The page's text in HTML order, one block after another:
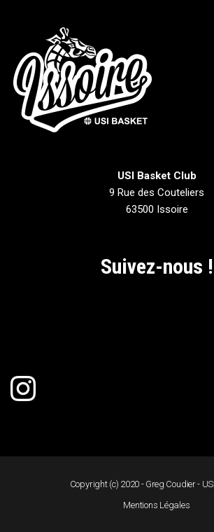
USI Basket Club
9 Rue des Couteliers
63500 Issoire
Suivez-nous !
Copyright (c) 2020 - Greg Coudier -
Mentions Légales